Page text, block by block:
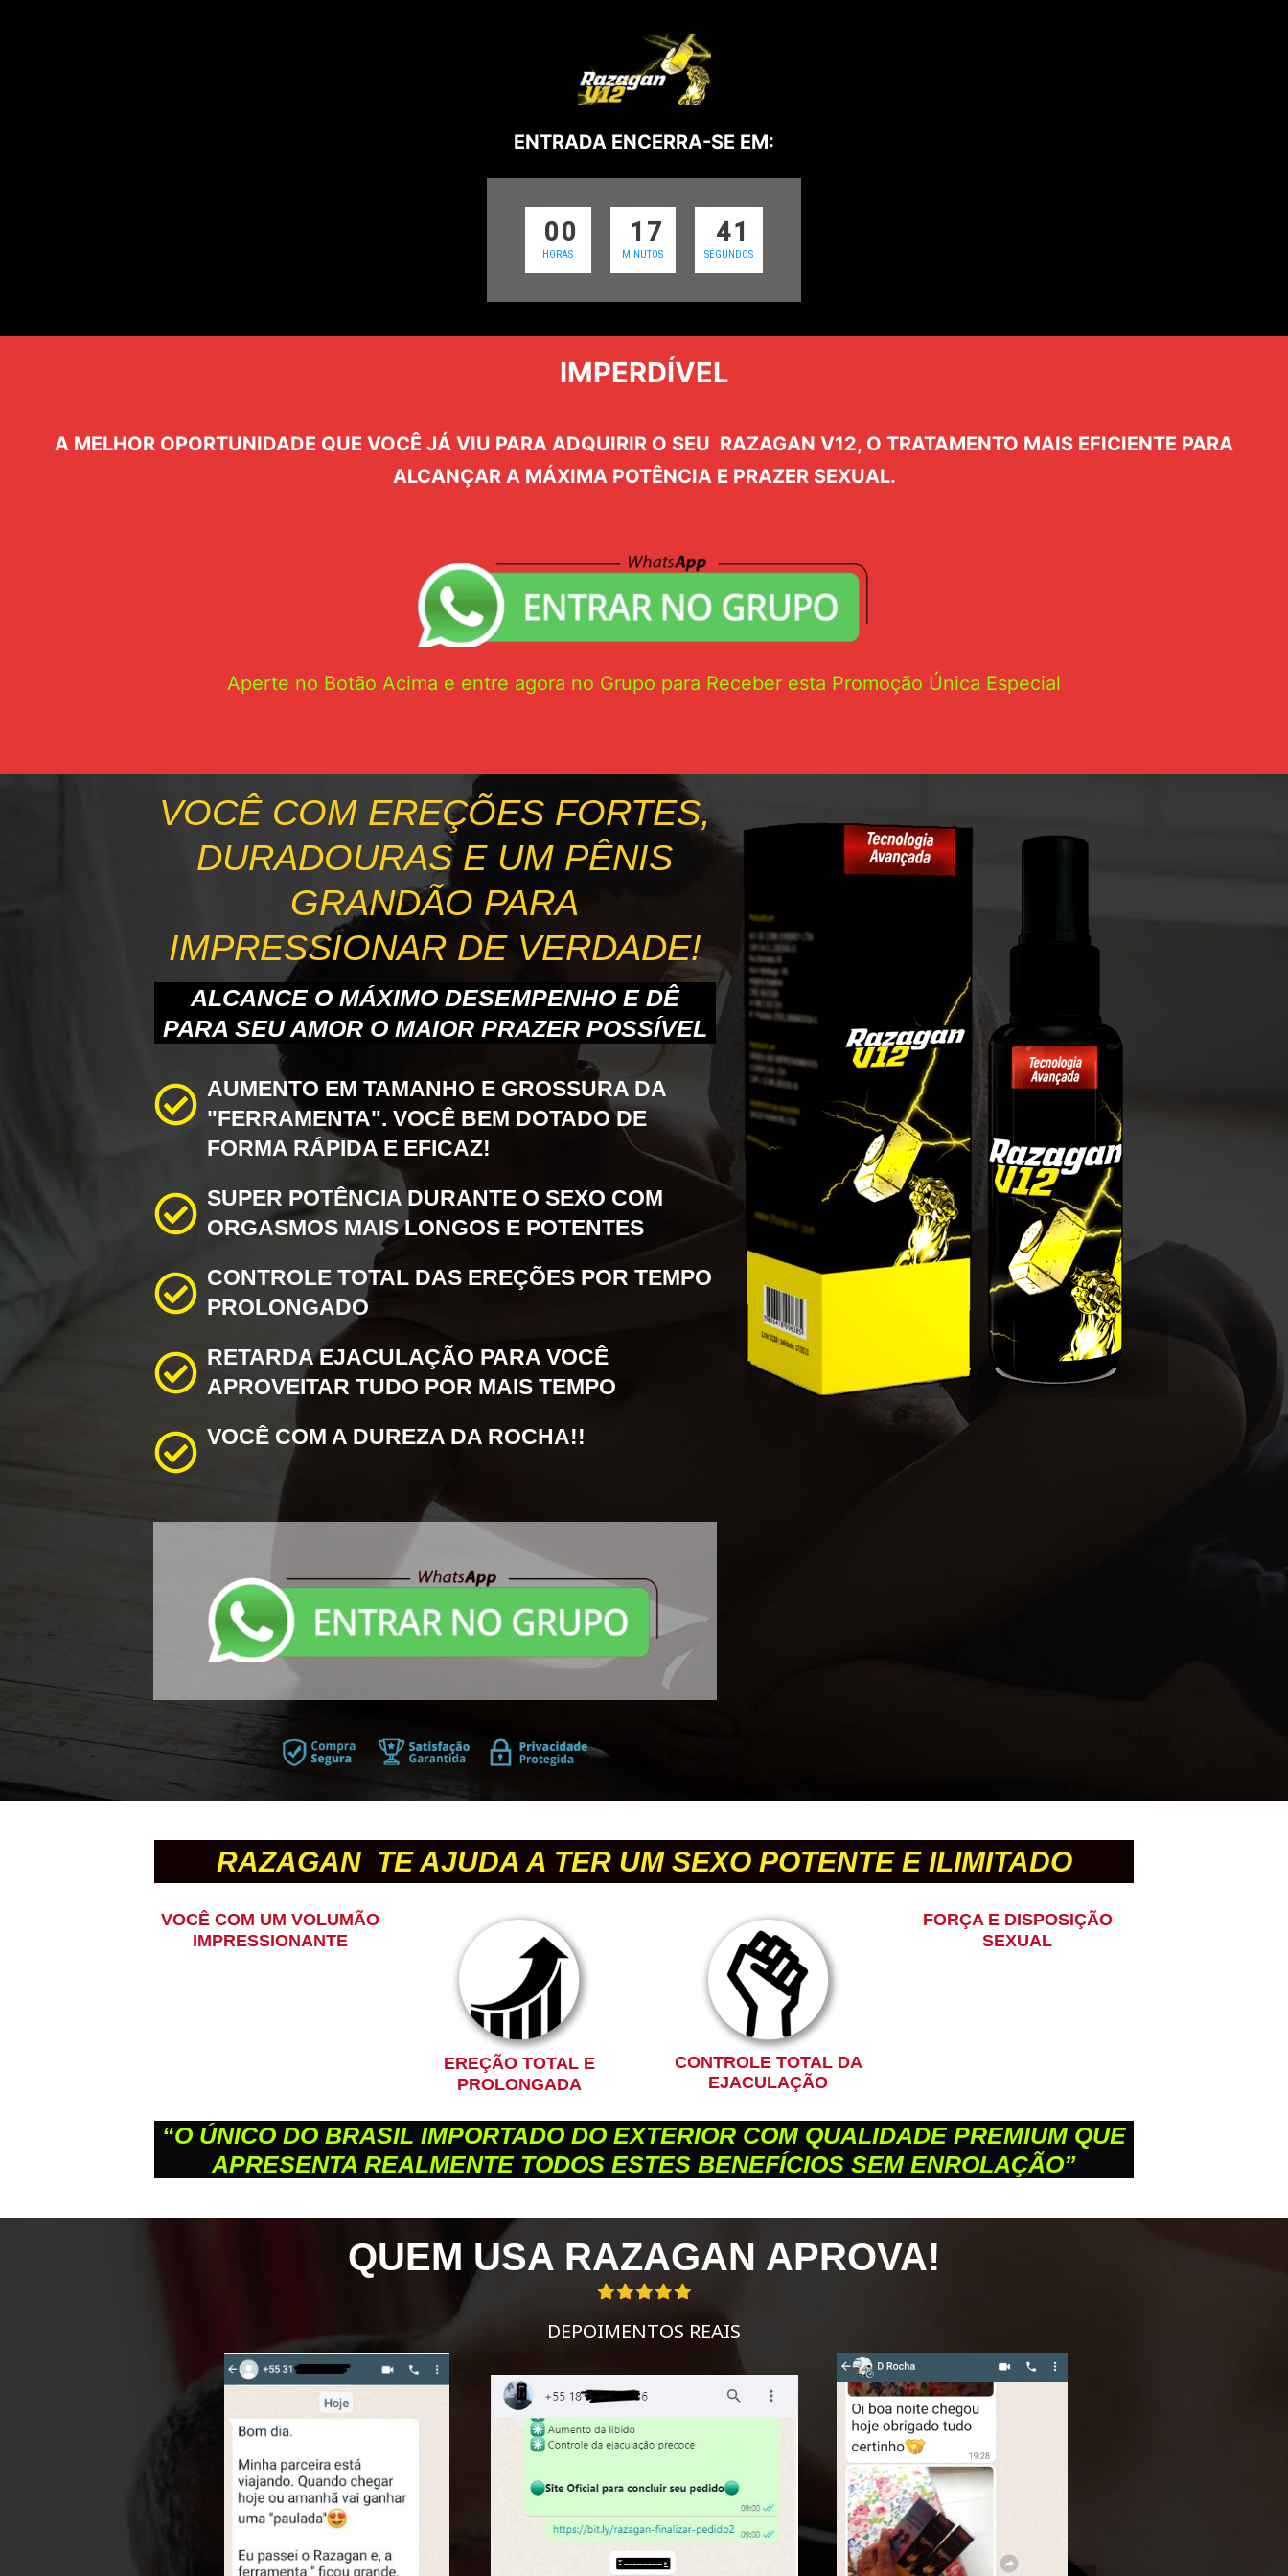
ENTRADA ENCERRA-SE EM:
00
HORAS
1 7
MINUTOS
39
SEGUNDOS
IMPERDÍVEL
A MELHOR OPORTUNIDADE QUE VOCÊ JÁ VIU PARA ADQUIRIR O SEU RAZAGAN V12, O TRATAMENTO MAIS EFICIENTE PARA
ALCANÇAR A MÁXIMA POTÊNCIA E PRAZER SEXUAL.
Aperte no Botão Acima e entre agora no Grupo para Receber esta Promoção Única Especial
VOCÊ COM EREÇÕES FORTES,
DURADOURAS E UM PÊNIS
GRANDÃO PARA
IMPRESSIONAR DE VERDADE!
ALCANCE O MÁXIMO DESEMPENHO E DÊ
PARA SEU AMOR O MAIOR PRAZER POSSÍVEL
AUMENTO EM TAMANHO E GROSSURA DA
"FERRAMENTA". VOCÊ BEM DOTADO DE
FORMA RÁPIDA E EFICAZ!
SUPER POTÊNCIA DURANTE O SEXO COM
ORGASMOS MAIS LONGOS E POTENTES
CONTROLE TOTAL DAS EREÇÕES POR TEMPO
PROLONGADO
RETARDA EJACULAÇÃO PARA VOCÊ
APROVEITAR TUDO POR MAIS TEMPO
VOCÊ COM A DUREZA DA ROCHA!!
RAZAGAN TE AJUDA A TER UM SEXO POTENTE E ILIMITADO
VOCÊ COM UM VOLUMÃO
IMPRESSIONANTE
EREÇÃO TOTAL E
PROLONGADA
CONTROLE TOTAL DA
EJACULAÇÃO
FORÇA E DISPOSIÇÃO
SEXUAL
“O ÚNICO DO BRASIL IMPORTADO DO EXTERIOR COM QUALIDADE PREMIUM QUE
APRESENTA REALMENTE TODOS ESTES BENEFÍCIOS SEM ENROLAÇÃO”
QUEM USA RAZAGAN APROVA!
DEPOIMENTOS REAIS